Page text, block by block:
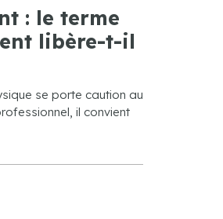
: le terme
libère-t-il
se porte caution au
il convient